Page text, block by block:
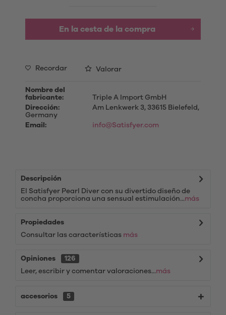
En la cesta de la compra
Recordar Valorar
Nombre del
fabricante:
Triple A Import GmbH
Dirección:
Am Lenkwerk 3, 33615 Bielefeld,
Germany
Email:
info@Satisfyer.com
Descripción
El Satisfyer Pearl Diver con su divertido diseño de
concha proporciona una sensual estimulación...más
Propiedades
Consultar las características más
Opiniones
126
Leer, escribir y comentar valoraciones...más
accesorios 5